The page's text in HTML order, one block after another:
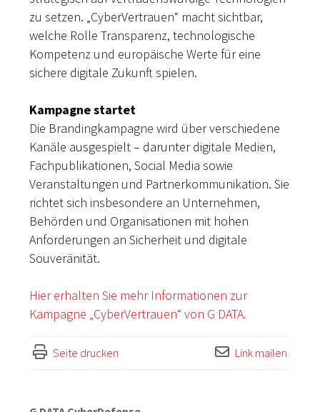
zu setzen. „CyberVertrauen“ macht sichtbar,
welche Rolle Transparenz, technologische
Kompetenz und europäische Werte für eine
sichere digitale Zukunft spielen.
Kampagne startet
Die Brandingkampagne wird über verschiedene
Kanäle ausgespielt – darunter digitale Medien,
Fachpublikationen, Social Media sowie
Veranstaltungen und Partnerkommunikation. Sie
richtet sich insbesondere an Unternehmen,
Behörden und Organisationen mit hohen
Anforderungen an Sicherheit und digitale
Souveränität.
Hier erhalten Sie mehr Informationen zur
Kampagne „CyberVertrauen“ von G DATA.
Seite drucken Link mailen